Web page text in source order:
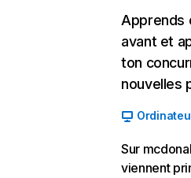
Apprends
avant et
ton
nouvelles
Sur
viennent